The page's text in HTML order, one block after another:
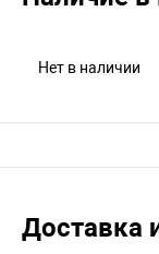
Нет в наличии
Доставка